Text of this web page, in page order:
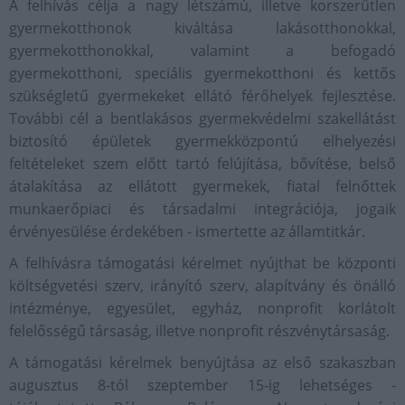
A felhívás célja a nagy létszámú, illetve korszerűtlen
gyermekotthonok kiváltása lakásotthonokkal,
gyermekotthonokkal, valamint a befogadó
gyermekotthoni, speciális gyermekotthoni és kettős
szükségletű gyermekeket ellátó férőhelyek fejlesztése.
További cél a bentlakásos gyermekvédelmi szakellátást
biztosító épületek gyermekközpontú elhelyezési
feltételeket szem előtt tartó felújítása, bővítése, belső
átalakítása az ellátott gyermekek, fiatal felnőttek
munkaerőpiaci és társadalmi integrációja, jogaik
érvényesülése érdekében - ismertette az államtitkár.
A felhívásra támogatási kérelmet nyújthat be központi
költségvetési szerv, irányító szerv, alapítvány és önálló
intézménye, egyesület, egyház, nonprofit korlátolt
felelősségű társaság, illetve nonprofit részvénytársaság.
A támogatási kérelmek benyújtása az első szakaszban
augusztus 8-tól szeptember 15-ig lehetséges -